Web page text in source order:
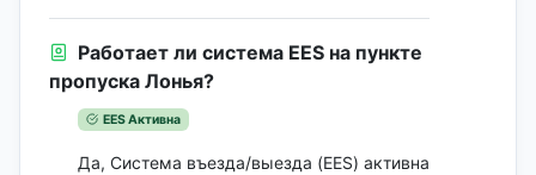
Работает ли система EES на пункте
пропуска Лонья?
EES Активна
Да, Система въезда/выезда (EES) активна